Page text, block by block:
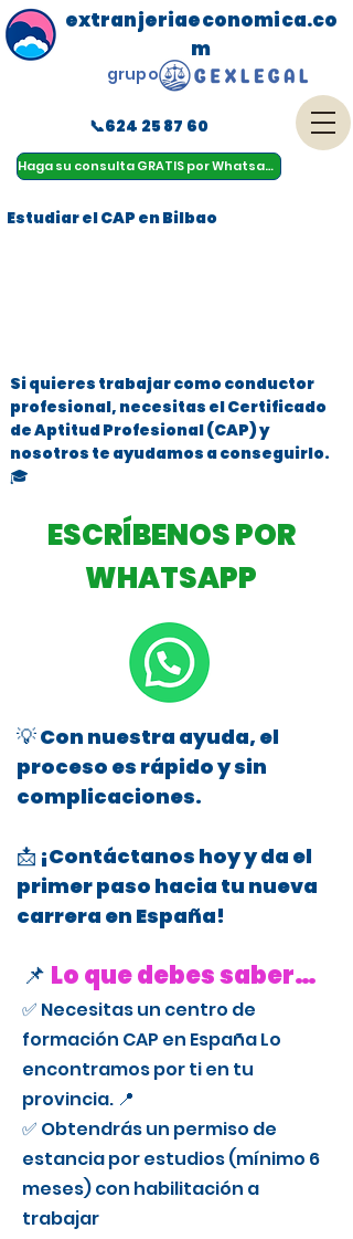
Haga su consulta GRATIS por Whatsapp
menu
extranjeriaeconomica.co
m
📞624 25 87 60
grupo
Estudiar el CAP en Bilbao
Si quieres trabajar como conductor
profesional, necesitas el Certificado
de Aptitud Profesional (CAP) y
nosotros te ayudamos a conseguirlo.
🎓
ESCRÍBENOS POR
WHATSAPP
💡 Con nuestra ayuda, el
proceso es rápido y sin
complicaciones.
📩 ¡Contáctanos hoy y da el
primer paso hacia tu nueva
carrera en España!
📌 Lo que debes saber…
✅ Necesitas un centro de
formación CAP en España Lo
encontramos por ti en tu
provincia. 📍
✅ Obtendrás un permiso de
estancia por estudios (mínimo 6
meses) con habilitación a
trabajar